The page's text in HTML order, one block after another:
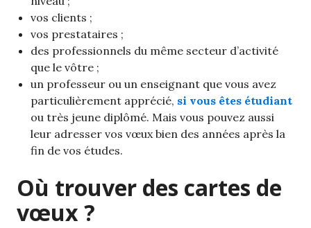
vos clients ;
vos prestataires ;
des professionnels du même secteur d’activité
que le vôtre ;
un professeur ou un enseignant que vous avez
particulièrement apprécié, si vous êtes étudiant
ou très jeune diplômé. Mais vous pouvez aussi
leur adresser vos vœux bien des années après la
fin de vos études.
Où trouver des cartes de
vœux ?